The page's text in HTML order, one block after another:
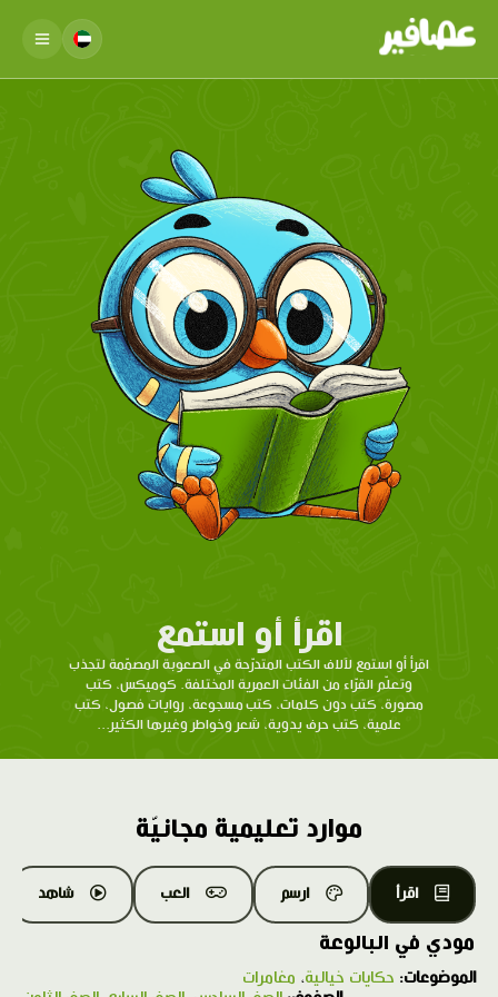
اقرأ أو استمع
اقرأ أو استمع لآلاف الكتب المتدرّحة في الصعوبة المصمّمة لتجذب
وتعلّم القرّاء من الفئات العمرية المختلفة. كوميكس، كتب
مصورة، كتب دون كلمات، كتب مسجوعة، روايات فصول، كتب
علمية، كتب حرف يدوية، شعر وخواطر وغيرها الكثير...
موارد تعليمية مجانيّة
اقرأ ارسم العب شاهد
مودي في البالوعة
الموضوعات: حكايات خيالية، مغامرات